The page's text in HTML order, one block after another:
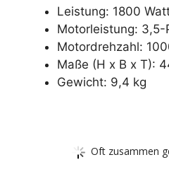
Leistung: 1800
Motorleistung: 3,5-
Motordrehzahl:
Maße (H x B x T):
Gewicht: 9,4 kg
Oft zusammen